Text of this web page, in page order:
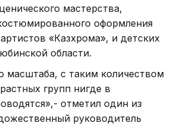
мастерства,
оформления
«Казхрома», и детских
области.
масштаба, с таким количеством
групп нигде в
отметил один из
руководитель